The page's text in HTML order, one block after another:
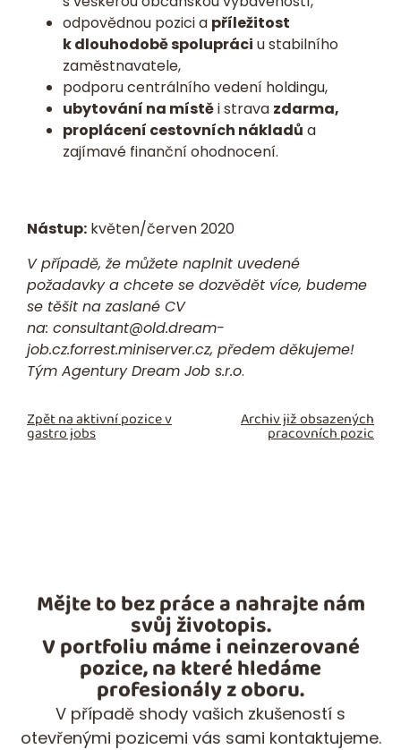
odpovědnou pozici a příležitost
k dlouhodobě spolupráci u stabilního
zaměstnavatele,
podporu centrálního vedení holdingu,
ubytování na místěi strava zdarma,
proplácení cestovních nákladů a
zajímavé finanční ohodnocení.
Nástup: květen/červen 2020
V případě, že můžete naplnit uvedené
požadavky a chcete se dozvědět více, budeme
se těšit na zaslané CV
na: consultant@old.dream-
job.cz.forrest.miniserver.cz, předem děkujeme!
Tým Agentury Dream Job s.r.o.
Zpět na aktivní pozice v
gastro jobs
Archiv již obsazených
pracovních pozic
Mějte to bez práce a nahrajte nám
svůj životopis.
V portfoliu máme i neinzerované
pozice, na které hledáme
profesionály z oboru.
V případě shody vašich zkušeností s
otevřenými pozicemi vás sami kontaktujeme.